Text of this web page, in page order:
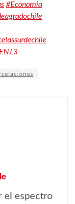
#Economia
el espectro